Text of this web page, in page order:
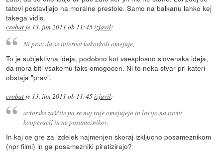
tatovi postavljajo na moralne prestole. Samo na balkanu lahko kej
takega vidis.
crobat je 13. jun 2011 ob 11:45izjavil:
Ni prav da se internet kakorkoli omejuje,
To je subjektivna ideja, podobno kot vsesplosno slovenska ideja,
da mora biti vsakemu faks omogocen. Ni to neka stvar pri kateri
obstaja "prav".
crobat je 13. jun 2011 ob 11:45izjavil:
avtorske zaščite pa se naj raje omejujejo in lovijo na ravni
kooperacij in ne posameznikov.
In kaj ce gre za izdelek najmenjen skoraj izkljucno posameznikom
(npr filmi) in ga posamezniki piratizirajo?